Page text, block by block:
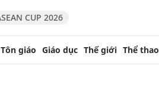
CUP 2026
giáo Giáo dục Thế giới Thể thao